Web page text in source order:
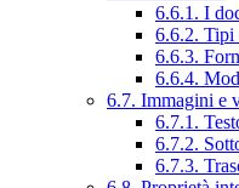
6.6.1. I
6.6.2. Tipi
6.6.3.
6.6.4.
6.7. Immagini e
6.7.1.
6.7.2.
6.7.3.